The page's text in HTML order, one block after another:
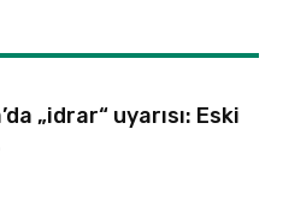
„idrar“ uyarısı: Eski